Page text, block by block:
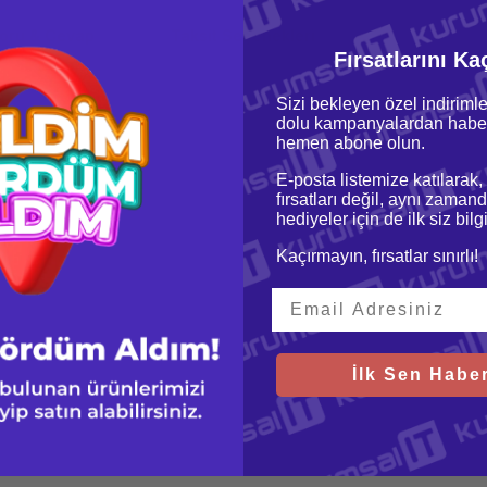
Taksit Seçenekleri
Fırsatlarını
Sizi bekleyen özel
dolu kampanyalardan
hemen abone olun.
E-posta listemize
fırsatları değil, aynı
hediyeler için de ilk siz
Kaçırmayın, fırsatlar sınırlı!
İlk Sen